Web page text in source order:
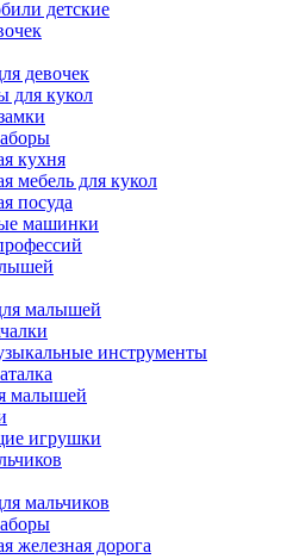
детские
девочек
для кукол
кухня
мебель для кукол
посуда
машинки
малышей
инструменты
малышей
игрушки
мальчиков
железная дорога